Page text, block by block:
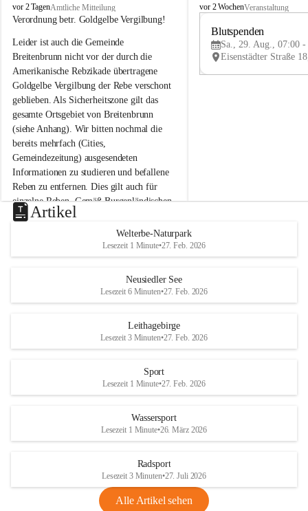
B
r
i
t
e
n
b
r
u
n
n
a
m
N
e
u
s
d
S
vor 2 TagenAmtliche Mitteilung
Verordnung betr. Goldgelbe Vergilbung!
Leider ist auch die Gemeinde
Breitenbrunn nicht vor der durch die
Amerikanische Rebzikade übertragene
Goldgelbe Vergilbung der Rebe verschont
geblieben. Als Sicherheitszone gilt das
gesamte Ortsgebiet von Breitenbrunn
(siehe Anhang). Wir bitten nochmal die
bereits mehrfach (Cities,
Gemeindezeitung) ausgesendeten
Informationen zu studieren und befallene
Reben zu entfernen. Dies gilt auch für
einzelne Reben. Gemäß Burgenländischen
Weinbaugesetz sind nicht gepflegte oder
unzulässige Weingärten zu roden! Bitte
helfen wir zusammen um unsere Winzer
vor den prognostizierten Ernteausfällen
und den daraus folgenden wirtschaftlichen
Maßnahmen zur Bekämpfung
Rebe und der Amerikanischen
Anhang VBl. EU Nr. 18
1 Seite•1,4 MB
VBl. EU Nr. 18_2026
B
e
u
e
d
r
S
vor 2 WochenVeranstaltung
Blutspenden
Sa., 29. Aug., 07:00 -
Artikel
Welterbe-Naturpark
Lesezeit 1 Minute•27. Feb. 2026
Neusiedler See
Lesezeit 6 Minuten•27. Feb. 2026
Leithagebirge
Lesezeit 3 Minuten•27. Feb. 2026
Sport
Lesezeit 1 Minute•27. Feb. 2026
Wassersport
Lesezeit 1 Minute•26. März 2026
Radsport
Lesezeit 3 Minuten•27. Juli 2026
Alle Artikel sehen